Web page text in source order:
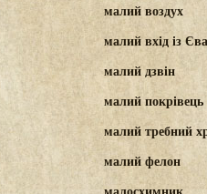
малий воздух
малий вхід із
малий дзвін
малий покрівець
малий требний
малий фелон